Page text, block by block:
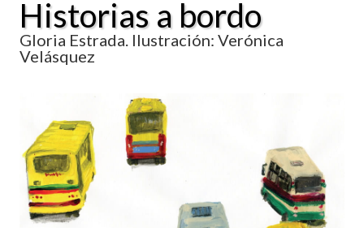
Historias a bordo
Gloria Estrada. Ilustración: Verónica
Velásquez